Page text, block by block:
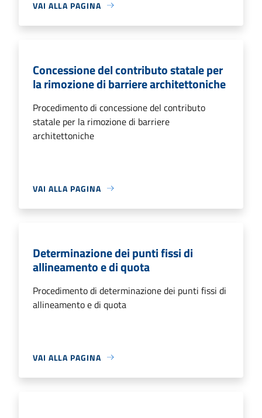
VAI ALLA PAGINA
Concessione del contributo statale per
la rimozione di barriere architettoniche
Procedimento di concessione del contributo
statale per la rimozione di barriere
architettoniche
VAI ALLA PAGINA
Determinazione dei punti fissi di
allineamento e di quota
Procedimento di determinazione dei punti fissi di
allineamento e di quota
VAI ALLA PAGINA